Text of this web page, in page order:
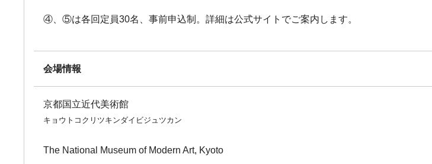
④、⑤は各回定員30名、事前申込制。詳細は公式サイトでご案内します。
会場情報
京都国立近代美術館
キョウトコクリツキンダイビジュツカン
The National Museum of Modern Art, Kyoto